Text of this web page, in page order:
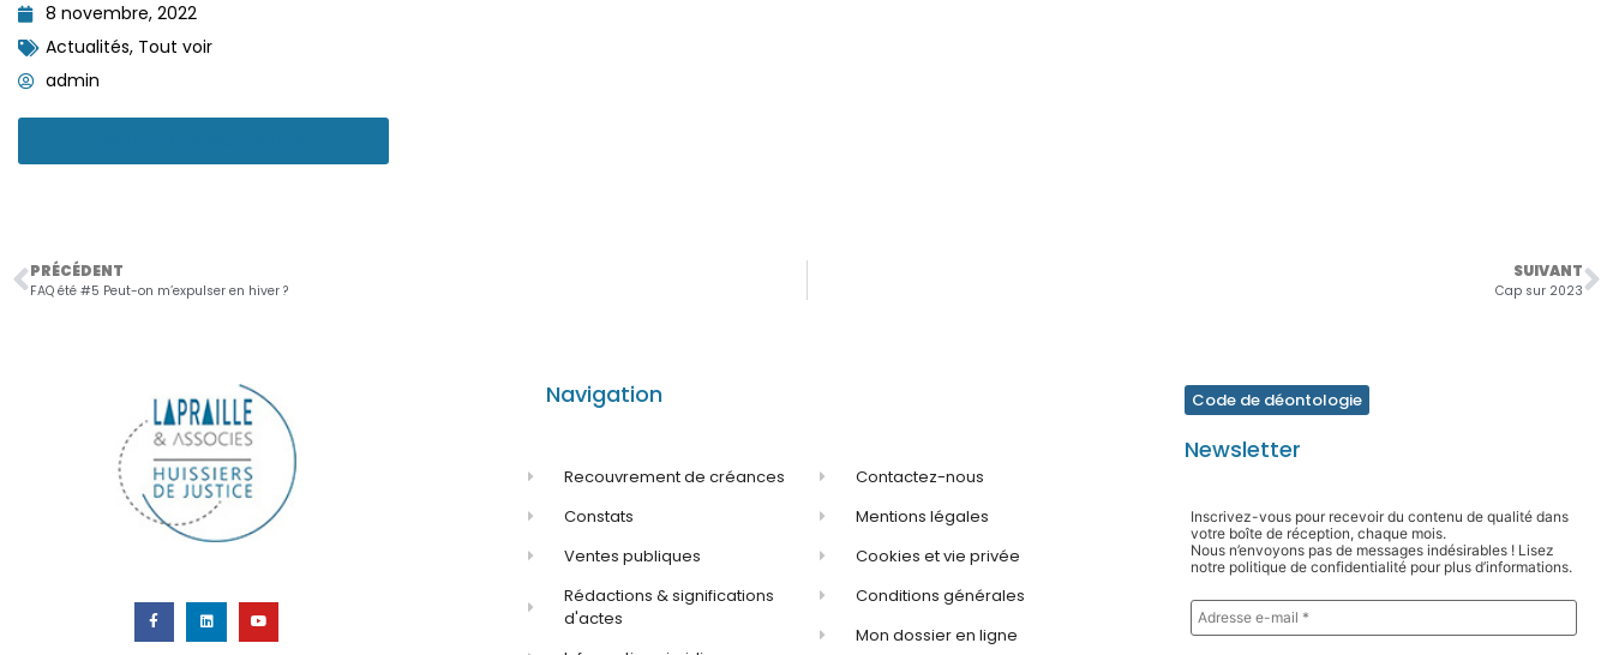
8 novembre, 2022
Actualités, Tout voir
admin
PRÉCÉDENT
FAQ été #5 Peut-on m’expulser en hiver ?
SUIVANT
Cap sur 2023
Navigation
Recouvrement de créances
Constats
Ventes publiques
Rédactions & significations
d'actes
Contactez-nous
Mentions légales
Cookies et vie privée
Conditions générales
Mon dossier en ligne
Code de déontologie
Newsletter
Inscrivez-vous pour recevoir du contenu de qualité dans
votre boîte de réception, chaque mois.
Nous n’envoyons pas de messages indésirables ! Lisez
notre politique de confidentialité pour plus d’informations.